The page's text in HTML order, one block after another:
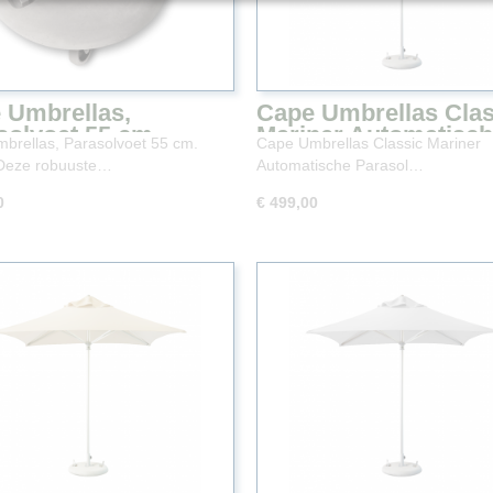
Umbrellas,
55 cm.
Parasolvoet 55 cm.
robuuste…
Cape Umbrellas
Mariner
Parasol Antraciet 250
250 cm
Cape Umbrellas Classic Mariner
Automatische Parasol…
€ 499,00